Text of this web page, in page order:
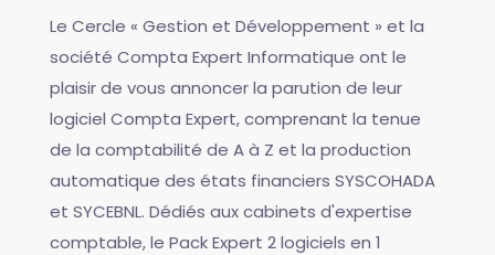
Le Cercle « Gestion et Développement » et la
société Compta Expert Informatique ont le
plaisir de vous annoncer la parution de leur
logiciel Compta Expert, comprenant la tenue
de la comptabilité de A à Z et la production
automatique des états financiers SYSCOHADA
et SYCEBNL. Dédiés aux cabinets d'expertise
comptable, le Pack Expert 2 logiciels en 1